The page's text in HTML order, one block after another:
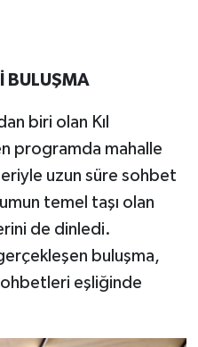
BULUŞMA
biri olan Kıl
programda mahalle
uzun süre sohbet
temel taşı olan
de dinledi.
buluşma,
eşliğinde